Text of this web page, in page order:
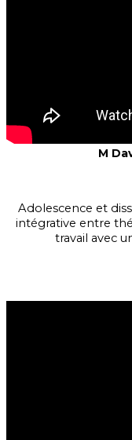
M
Adolescence et
intégrative entre
travail avec